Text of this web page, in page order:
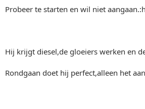
Probeer te starten en wil niet
Hij krijgt diesel,de gloeiers werken en
Rondgaan doet hij perfect,alleen het